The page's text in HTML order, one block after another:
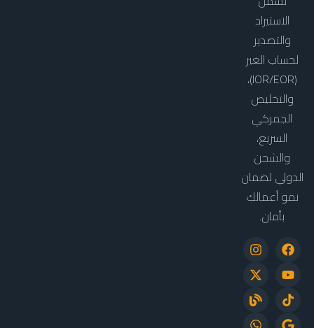
الاستيراد
والتصدير
لحساب الغير
(IOR/EOR)،
والتخليص
الجمركي
السريع،
والشحن
الدولي لضمان
نمو أعمالك
بأمان.